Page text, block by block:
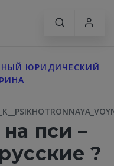
ЮРИДИЧЕСКИЙ
пси –
?